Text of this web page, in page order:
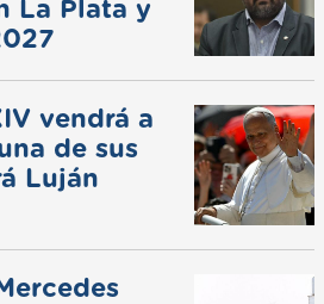
La Plata y
vendrá a
de sus
Luján